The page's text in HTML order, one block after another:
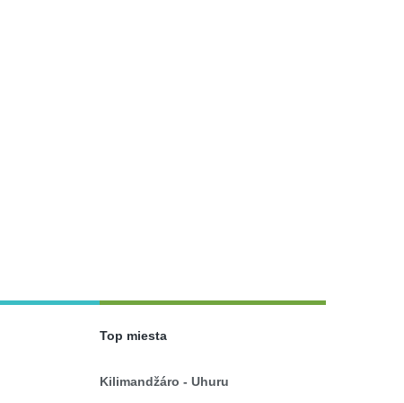
Top miesta
Kilimandžáro - Uhuru